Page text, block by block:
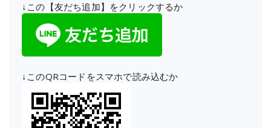
↓この【友だち追加】をクリックするか
↓このQRコードをスマホで読み込むか